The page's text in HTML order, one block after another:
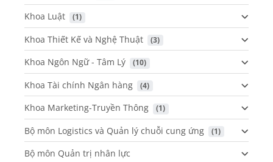
Khoa Luật (1)
Khoa Thiết Kế và Nghệ Thuật (3)
Khoa Ngôn Ngữ - Tâm Lý (10)
Khoa Tài chính Ngân hàng (4)
Khoa Marketing-Truyền Thông (1)
Bộ môn Logistics và Quản lý chuỗi cung ứng (1)
Bộ môn Quản trị nhân lực